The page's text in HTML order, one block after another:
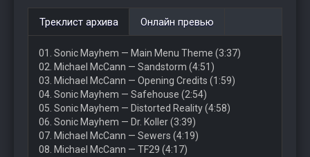
Треклист архива Онлайн превью
01. Sonic Mayhem — Main Menu Theme (3:37)
02. Michael McCann — Sandstorm (4:51)
03. Michael McCann — Opening Credits (1:59)
04. Sonic Mayhem — Safehouse (2:54)
05. Sonic Mayhem — Distorted Reality (4:58)
06. Sonic Mayhem — Dr. Koller (3:39)
07. Michael McCann — Sewers (4:19)
08. Michael McCann — TF29 (4:17)